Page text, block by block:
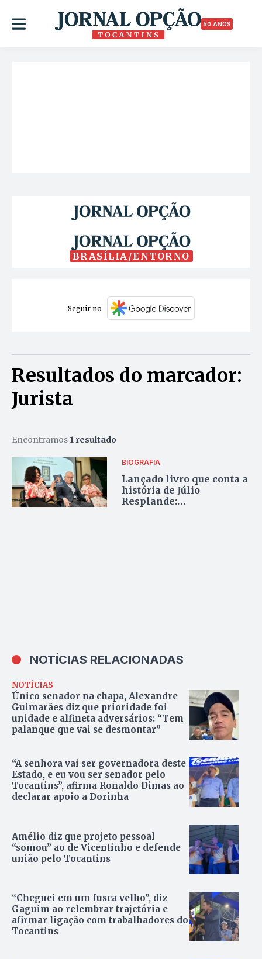
50 ANOS
BRASÍLIA/ENTORNO
Seguir no
Resultados do marcador:
Jurista
Encontramos 1 resultado
BIOGRAFIA
Lançado livro que conta a
história de Júlio
Resplande:
NOTÍCIAS RELACIONADAS
NOTÍCIAS
Único senador na chapa, Alexandre
Guimarães diz que prioridade foi
unidade e alfineta adversários: “Tem
palanque que vai se desmontar”
“A senhora vai ser governadora deste
Estado, e eu vou ser senador pelo
Tocantins”, afirma Ronaldo Dimas ao
declarar apoio a Dorinha
Amélio diz que projeto pessoal
“somou” ao de Vicentinho e defende
união pelo Tocantins
“Cheguei em um fusca velho”, diz
Gaguim ao relembrar trajetória e
afirmar ligação com trabalhadores do
Tocantins